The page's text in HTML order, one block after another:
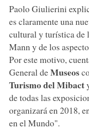
Paolo Giulierini
es claramente una
cultural y turística de
Mann y de los
Por este motivo,
General deMuseos
Turismo del Mibact
de todas las
organizará en 2018,
en el Mundo".